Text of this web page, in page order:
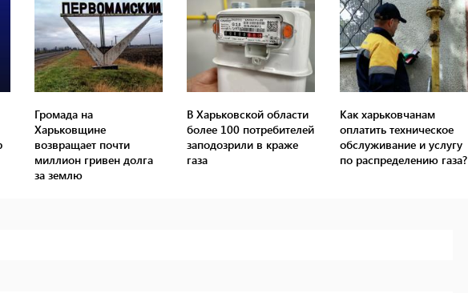
Громада на
Харьковщине
возвращает почти
миллион гривен долга
за землю
В Харьковской области
более 100 потребителей
заподозрили в краже
газа
Как харьковчанам
оплатить техническое
обслуживание и услугу
по распределению газа?